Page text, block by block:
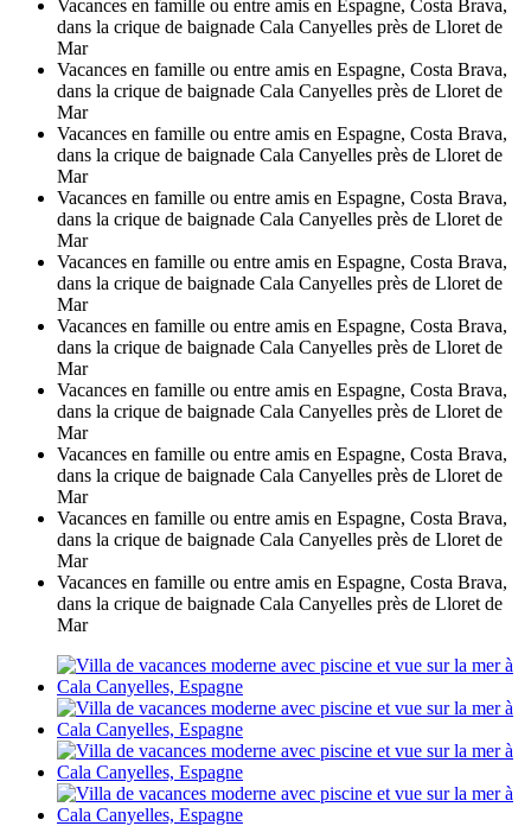
Vacances en famille ou entre amis en Espagne, Costa Brava,
dans la crique de baignade Cala Canyelles près de Lloret de
Mar
Vacances en famille ou entre amis en Espagne, Costa Brava,
dans la crique de baignade Cala Canyelles près de Lloret de
Mar
Vacances en famille ou entre amis en Espagne, Costa Brava,
dans la crique de baignade Cala Canyelles près de Lloret de
Mar
Vacances en famille ou entre amis en Espagne, Costa Brava,
dans la crique de baignade Cala Canyelles près de Lloret de
Mar
Vacances en famille ou entre amis en Espagne, Costa Brava,
dans la crique de baignade Cala Canyelles près de Lloret de
Mar
Vacances en famille ou entre amis en Espagne, Costa Brava,
dans la crique de baignade Cala Canyelles près de Lloret de
Mar
Vacances en famille ou entre amis en Espagne, Costa Brava,
dans la crique de baignade Cala Canyelles près de Lloret de
Mar
Vacances en famille ou entre amis en Espagne, Costa Brava,
dans la crique de baignade Cala Canyelles près de Lloret de
Mar
Vacances en famille ou entre amis en Espagne, Costa Brava,
dans la crique de baignade Cala Canyelles près de Lloret de
Mar
Vacances en famille ou entre amis en Espagne, Costa Brava,
dans la crique de baignade Cala Canyelles près de Lloret de
Mar